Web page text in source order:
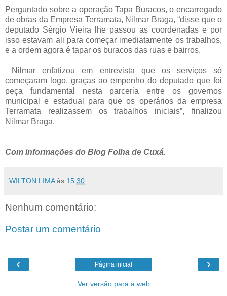
Perguntado sobre a operação Tapa Buracos, o encarregado
de obras da Empresa Terramata, Nilmar Braga, “disse que o
deputado Sérgio Vieira lhe passou as coordenadas e por
isso estavam ali para começar imediatamente os trabalhos,
e a ordem agora é tapar os buracos das ruas e bairros.
Nilmar enfatizou em entrevista que os serviços só
começaram logo, graças ao empenho do deputado que foi
peça fundamental nesta parceria entre os governos
municipal e estadual para que os operários da empresa
Terramata realizassem os trabalhos iniciais”, finalizou
Nilmar Braga.
Com informações do Blog Folha de Cuxá.
WILTON LIMA às 15:30
Nenhum comentário:
Postar um comentário
‹ ›
Página inicial
Ver versão para a web